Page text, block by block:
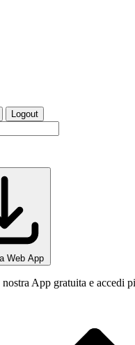
Logout
Web App
App gratuita e accedi